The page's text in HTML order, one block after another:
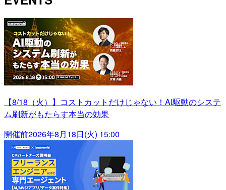
【8/18（火）】コストカットだけじゃない！AI駆動のシステ
ム刷新がもたらす本当の効果
開催前2026年8月18日(火) 15:00